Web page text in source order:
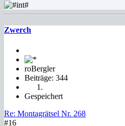
Zwerch
roBergler
Beiträge: 344
Gespeichert
Re: Montagrätsel Nr. 268
#16